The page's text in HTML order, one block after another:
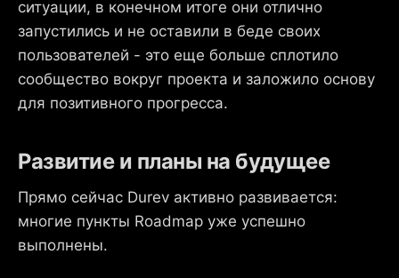
ситуации, в конечном итоге они отлично
запустились и не оставили в беде своих
пользователей - это еще больше сплотило
сообщество вокруг проекта и заложило основу
для позитивного прогресса.
Развитие и планы на будущее
Прямо сейчас Durev активно развивается:
многие пункты Roadmap уже успешно
выполнены.